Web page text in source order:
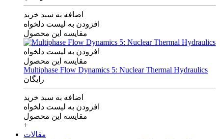
اضافه به سبد خرید
افزودن به لیست دلخواه
مقایسه این محصول
افزودن به لیست دلخواه
مقایسه این محصول
Multiphase Flow Dynamics 5: Nuclear Thermal Hydraulics
رایگان
اضافه به سبد خرید
افزودن به لیست دلخواه
مقایسه این محصول
+
مقالات